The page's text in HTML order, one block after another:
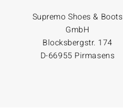
Supremo Shoes & Boots
GmbH
Blocksbergstr. 174
D-66955 Pirmasens